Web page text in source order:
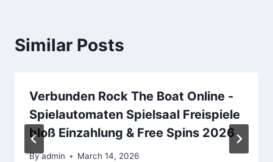
Similar Posts
Verbunden Rock The Boat Online -
Spielautomaten Spielsaal Freispiele
bloß Einzahlung & Free Spins 2026
Byadmin March 14, 2026